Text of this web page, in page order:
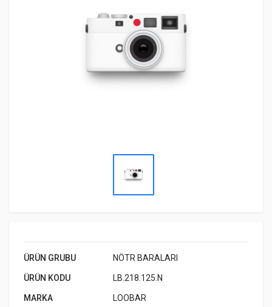
ÜRÜN GRUBU NÖTR BARALARI
ÜRÜN KODU LB.218.125.N
MARKA LOOBAR